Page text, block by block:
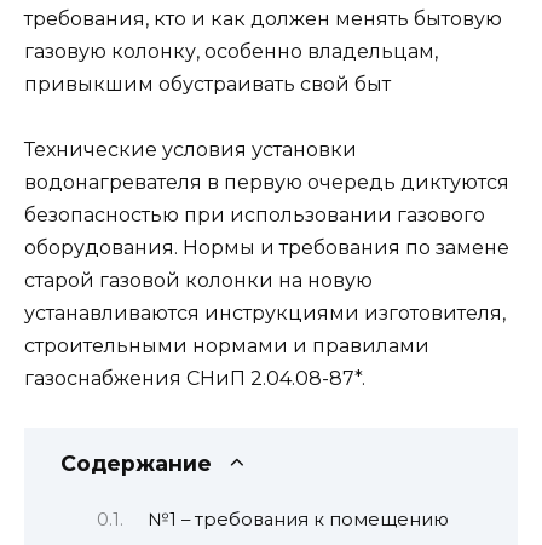
требования, кто и как должен менять бытовую
газовую колонку, особенно владельцам,
привыкшим обустраивать свой быт
Технические условия установки
водонагревателя в первую очередь диктуются
безопасностью при использовании газового
оборудования. Нормы и требования по замене
старой газовой колонки на новую
устанавливаются инструкциями изготовителя,
строительными нормами и правилами
газоснабжения СНиП 2.04.08-87*.
Содержание
№1 – требования к помещению